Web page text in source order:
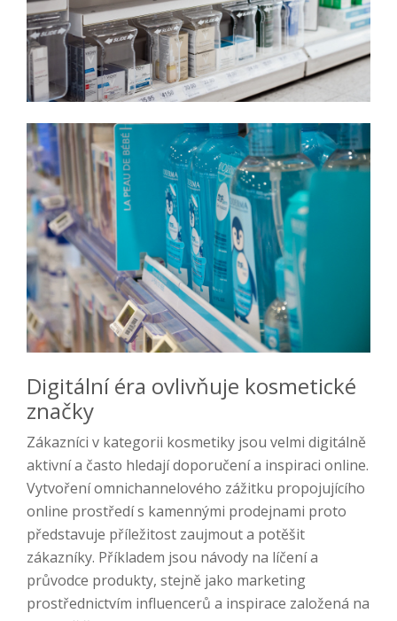
Digitální éra ovlivňuje kosmetické
značky
Zákazníci v kategorii kosmetiky jsou velmi digitálně
aktivní a často hledají doporučení a inspiraci online.
Vytvoření omnichannelového zážitku propojujícího
online prostředí s kamennými prodejnami proto
představuje příležitost zaujmout a potěšit
zákazníky. Příkladem jsou návody na líčení a
průvodce produkty, stejně jako marketing
prostřednictvím influencerů a inspirace založená na